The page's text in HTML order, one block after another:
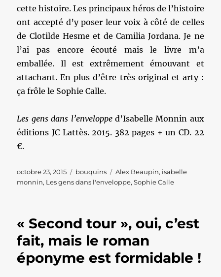
cette histoire. Les principaux héros de l’histoire
ont accepté d’y poser leur voix à côté de celles
de Clotilde Hesme et de Camilia Jordana. Je ne
l’ai pas encore écouté mais le livre m’a
emballée. Il est extrêmement émouvant et
attachant. En plus d’être très original et arty :
ça frôle le Sophie Calle.
Les gens dans l’envelopped’Isabelle Monnin aux
éditions JC Lattès. 2015. 382 pages + un CD. 22
€.
Publié
le
octobre 23, 2015 Catégories
bouquins Étiquettes
Alex Beaupin, isabelle
monnin, Les gens dans l'enveloppe,Sophie Calle
« Second tour », oui, c’est
fait, mais le roman
éponyme est formidable !